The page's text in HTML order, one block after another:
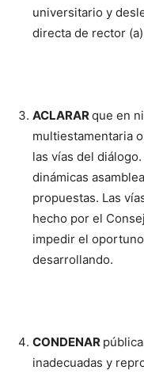
universitario y
directa de rector
ACLARAR que en
multiestamentaria
las vías del
dinámicas
propuestas. Las
hecho por el
impedir el
desarrollando.
CONDENAR
inadecuadas y